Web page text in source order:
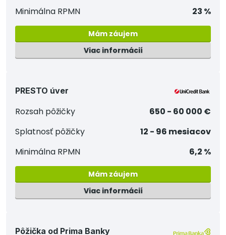
Minimálna RPMN
23 %
Mám záujem
Viac informácií
PRESTO úver
Rozsah pôžičky
650 - 60 000 €
Splatnosť pôžičky
12 - 96 mesiacov
Minimálna RPMN
6,2 %
Mám záujem
Viac informácií
Pôžička od Prima Banky